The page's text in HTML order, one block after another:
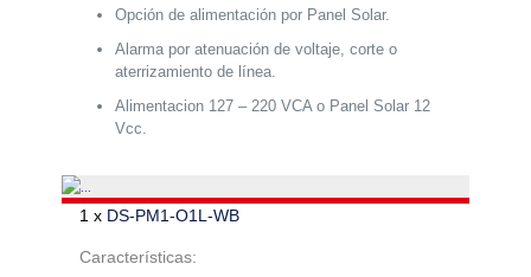
Opción de alimentación por Panel Solar.
Alarma por atenuación de voltaje, corte o
aterrizamiento de línea.
Alimentacion 127 – 220 VCA o Panel Solar 12
Vcc.
1 x DS-PM1-O1L-WB
Características: